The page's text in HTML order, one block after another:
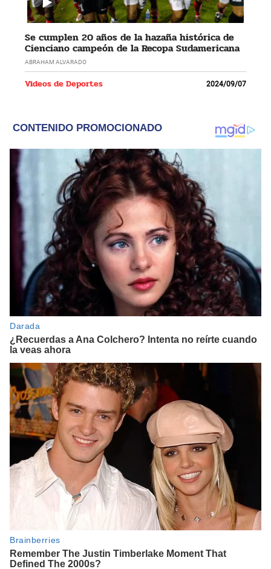
Se cumplen 20 años de la hazaña histórica de
Cienciano campeón de la Recopa Sudamericana
ABRAHAM ALVARADO
Videos de Deportes 2024/09/07